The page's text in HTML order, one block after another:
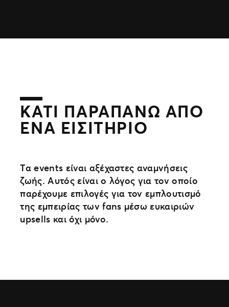
ΚΆΤΙ ΠΑΡΑΠΆΝΩ ΑΠΌ
ΈΝΑ ΕΙΣΙΤΉΡΙΟ
Τα events είναι αξέχαστες αναμνήσεις
ζωής. Αυτός είναι ο λόγος για τον οποίο
παρέχουμε επιλογές για τον εμπλουτισμό
της εμπειρίας των fans μέσω ευκαιριών
upsells και όχι μόνο.